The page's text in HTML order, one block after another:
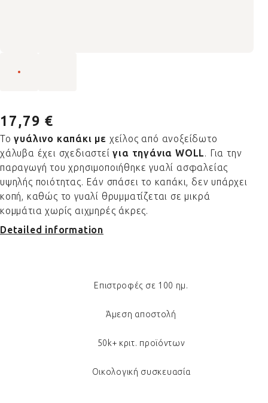
17,79 €
Τογυάλινο καπάκι με χείλος από ανοξείδωτο
χάλυβα έχει σχεδιαστείγια τηγάνια WOLL. Για την
παραγωγή του χρησιμοποιήθηκε γυαλί ασφαλείας
υψηλής ποιότητας. Εάν σπάσει το καπάκι, δεν υπάρχει
κοπή, καθώς το γυαλί θρυμματίζεται σε μικρά
κομμάτια χωρίς αιχμηρές άκρες.
Detailed information
Επιστροφές σε 100 ημ.
Άμεση αποστολή
50k+ κριτ. προϊόντων
Οικολογική συσκευασία